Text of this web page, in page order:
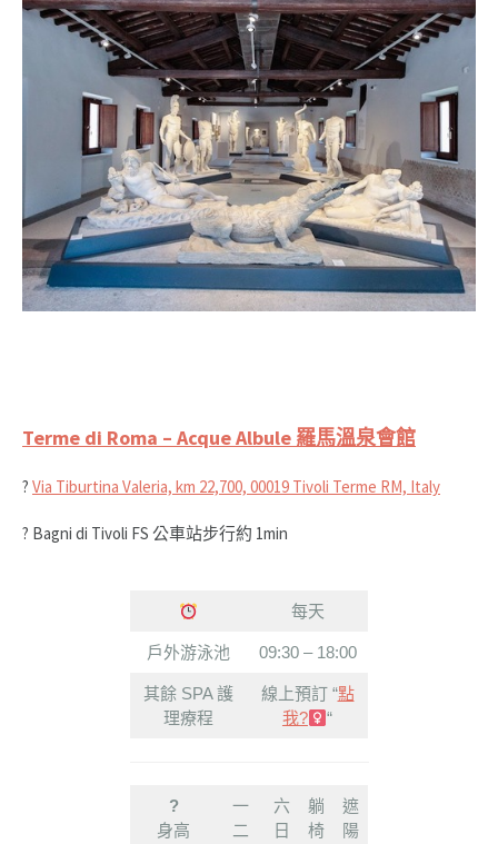
Terme di Roma – Acque Albule 羅馬溫泉會館
? Via Tiburtina Valeria, km 22,700, 00019 Tivoli Terme RM, Italy
? Bagni di Tivoli FS 公車站步行約 1min
每天
戶外游泳池 09:30 – 18:00
其餘 SPA 護
理療程
線上預訂 “點
我?‍
“
?
身高
一
二
六
日
躺
椅
遮
陽